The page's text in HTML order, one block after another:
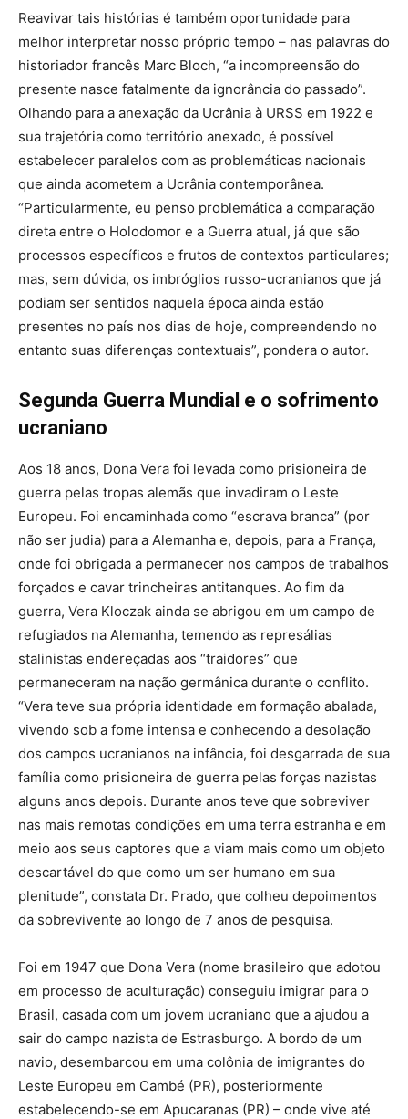
Reavivar tais histórias é também oportunidade para
melhor interpretar nosso próprio tempo – nas palavras do
historiador francês Marc Bloch, “a incompreensão do
presente nasce fatalmente da ignorância do passado”.
Olhando para a anexação da Ucrânia à URSS em 1922 e
sua trajetória como território anexado, é possível
estabelecer paralelos com as problemáticas nacionais
que ainda acometem a Ucrânia contemporânea.
“Particularmente, eu penso problemática a comparação
direta entre o Holodomor e a Guerra atual, já que são
processos específicos e frutos de contextos particulares;
mas, sem dúvida, os imbróglios russo-ucranianos que já
podiam ser sentidos naquela época ainda estão
presentes no país nos dias de hoje, compreendendo no
entanto suas diferenças contextuais”, pondera o autor.
Segunda Guerra Mundial e o sofrimento
ucraniano
Aos 18 anos, Dona Vera foi levada como prisioneira de
guerra pelas tropas alemãs que invadiram o Leste
Europeu. Foi encaminhada como “escrava branca” (por
não ser judia) para a Alemanha e, depois, para a França,
onde foi obrigada a permanecer nos campos de trabalhos
forçados e cavar trincheiras antitanques. Ao fim da
guerra, Vera Kloczak ainda se abrigou em um campo de
refugiados na Alemanha, temendo as represálias
stalinistas endereçadas aos “traidores” que
permaneceram na nação germânica durante o conflito.
“Vera teve sua própria identidade em formação abalada,
vivendo sob a fome intensa e conhecendo a desolação
dos campos ucranianos na infância, foi desgarrada de sua
família como prisioneira de guerra pelas forças nazistas
alguns anos depois. Durante anos teve que sobreviver
nas mais remotas condições em uma terra estranha e em
meio aos seus captores que a viam mais como um objeto
descartável do que como um ser humano em sua
plenitude”, constata Dr. Prado, que colheu depoimentos
da sobrevivente ao longo de 7 anos de pesquisa.
Foi em 1947 que Dona Vera (nome brasileiro que adotou
em processo de aculturação) conseguiu imigrar para o
Brasil, casada com um jovem ucraniano que a ajudou a
sair do campo nazista de Estrasburgo. A bordo de um
navio, desembarcou em uma colônia de imigrantes do
Leste Europeu em Cambé (PR), posteriormente
estabelecendo-se em Apucaranas (PR) – onde vive até